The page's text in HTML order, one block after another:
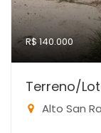
R$ 140.000
Terreno/
Alto San